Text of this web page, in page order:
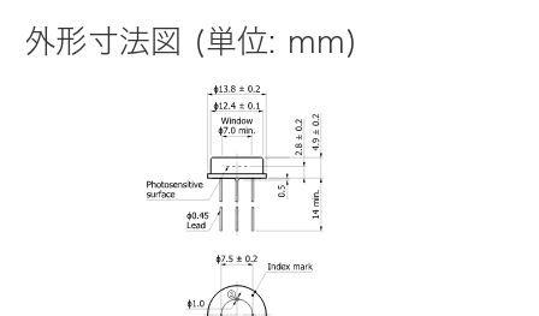
外形寸法図 (単位: mm)